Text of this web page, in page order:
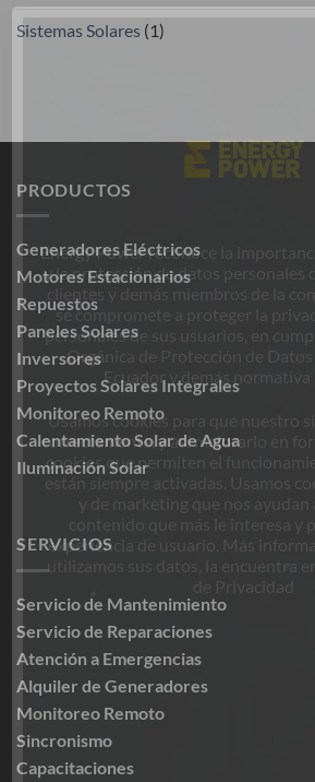
Sistemas Solares (1)
PRODUCTOS
Generadores Eléctricos
Motores Estacionarios
Repuestos
Paneles Solares
Inversores
Proyectos Solares Integrales
Monitoreo Remoto
Calentamiento Solar de Agua
Iluminación Solar
SERVICIOS
Servicio de Mantenimiento
Servicio de Reparaciones
Atención a Emergencias
Alquiler de Generadores
Monitoreo Remoto
Sincronismo
Capacitaciones
Energy Power reconoce la
y la protección de datos personales
clientes y demás miembros de la
se compromete a proteger la
personales de sus usuarios, en
Orgánica de Protección de Datos
Ecuador y demás normativa
Usamos cookies para que nuestro
correctamente, y así mejorarlo en
cookies que permiten el
experiencia de usuario. Más
utilizamos sus datos, la encuentra